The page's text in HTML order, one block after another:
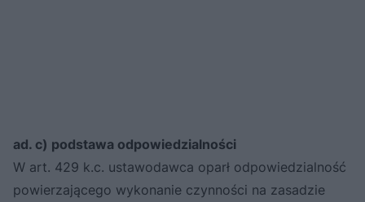
ad. c) podstawa odpowiedzialności
W art. 429 k.c. ustawodawca oparł odpowiedzialność
powierzającego wykonanie czynności na zasadzie